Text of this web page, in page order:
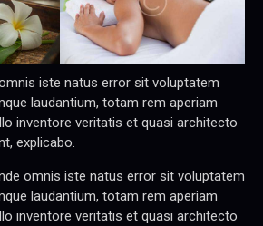
iste natus error sit voluptatem
laudantium, totam rem aperiam
inventore veritatis et quasi architecto
explicabo.
omnis iste natus error sit voluptatem
laudantium, totam rem aperiam
inventore veritatis et quasi architecto